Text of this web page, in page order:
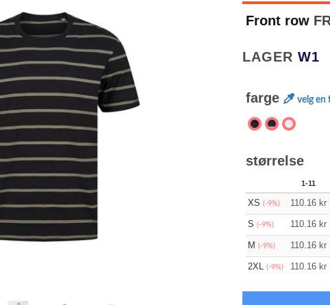
Previous
Next
Front row
LAGER W1
farge velg en
størrelse
1-11
XS (-9%) 110.16 kr
S (-9%) 110.16 kr
M (-9%) 110.16 kr
2XL (-9%) 110.16 kr